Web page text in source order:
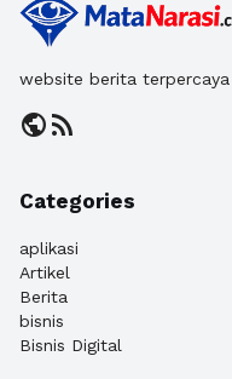
website berita terpercaya
publicrss_feed
Categories
aplikasi
Artikel
Berita
bisnis
Bisnis Digital